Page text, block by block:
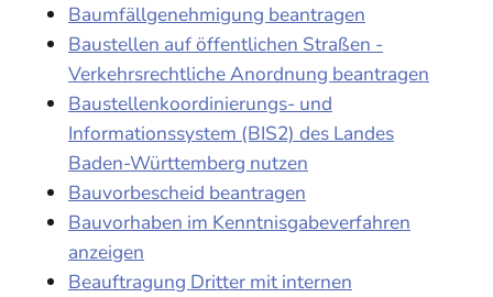
Baumfällgenehmigung beantragen
Baustellen auf öffentlichen Straßen -
Verkehrsrechtliche Anordnung beantragen
Baustellenkoordinierungs- und
Informationssystem (BIS2) des Landes
Baden-Württemberg nutzen
Bauvorbescheid beantragen
Bauvorhaben im Kenntnisgabeverfahren
anzeigen
Beauftragung Dritter mit internen